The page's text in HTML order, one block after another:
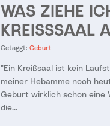
WAS ZIEHE
KREISSSAAL
Getaggt: Geburt
"Ein Kreißsaal ist kein
meiner Hebamme noch
Geburt wirklich schon eine
die...